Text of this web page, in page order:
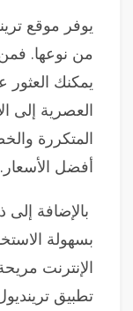
يوفر موقع
من نوعها. فمن
يمكنك
العصرية إلى
المتكررة
أفضل الأسعار.
بالإضافة إلى
بسهولة
الإنترنت
تطبيق